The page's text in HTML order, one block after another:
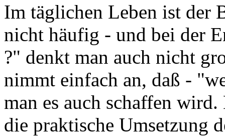
Im täglichen Leben ist der
nicht häufig - und bei der
?" denkt man auch nicht
nimmt einfach an, daß -
man es auch schaffen
die praktische Umsetzung